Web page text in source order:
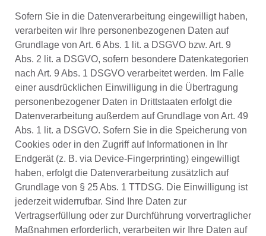
Sofern Sie in die Datenverarbeitung eingewilligt haben,
verarbeiten wir Ihre personenbezogenen Daten auf
Grundlage von Art. 6 Abs. 1 lit. a DSGVO bzw. Art. 9
Abs. 2 lit. a DSGVO, sofern besondere Datenkategorien
nach Art. 9 Abs. 1 DSGVO verarbeitet werden. Im Falle
einer ausdrücklichen Einwilligung in die Übertragung
personenbezogener Daten in Drittstaaten erfolgt die
Datenverarbeitung außerdem auf Grundlage von Art. 49
Abs. 1 lit. a DSGVO. Sofern Sie in die Speicherung von
Cookies oder in den Zugriff auf Informationen in Ihr
Endgerät (z. B. via Device-Fingerprinting) eingewilligt
haben, erfolgt die Datenverarbeitung zusätzlich auf
Grundlage von § 25 Abs. 1 TTDSG. Die Einwilligung ist
jederzeit widerrufbar. Sind Ihre Daten zur
Vertragserfüllung oder zur Durchführung vorvertraglicher
Maßnahmen erforderlich, verarbeiten wir Ihre Daten auf